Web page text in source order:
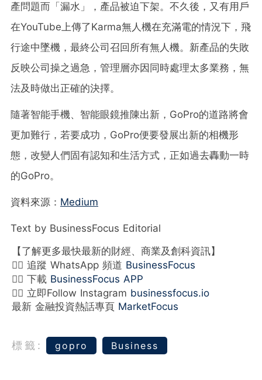
產問題而「漏水」，產品被迫下架。不久後，又有用戶
在YouTube上傳了Karma無人機在充滿電的情況下，飛
行途中墜機，最終公司召回所有無人機。新產品的失敗
反映公司操之過急，管理層亦因同時處理太多業務，無
法及時做出正確的決擇。
隨著智能手機、智能眼鏡推陳出新，GoPro的道路將會
更加難行，若要成功，GoPro便要發展出新的相機形
態，改變人們固有認知和生活方式，正如過去轟動一時
的GoPro。
資料來源： Medium
Text by BusinessFocus Editorial
【了解更多最快最新的財經、商業及創科資訊】
👉🏻 追蹤 WhatsApp 頻道 BusinessFocus
👉🏻 下載 BusinessFocus APP
👉🏻 立即Follow Instagram businessfocus.io
最新 金融投資熱話專頁 MarketFocus
標籤: gopro Business